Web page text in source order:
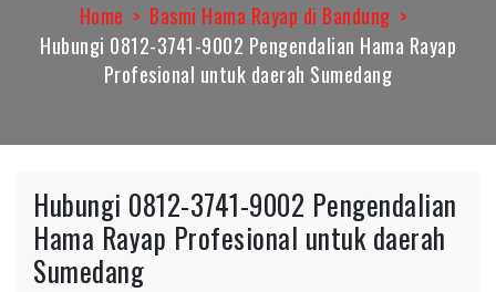
Home
Basmi Hama Rayap di Bandung
Hubungi 0812-3741-9002 Pengendalian Hama Rayap
Profesional untuk daerah Sumedang
Hubungi 0812-3741-9002 Pengendalian
Hama Rayap Profesional untuk daerah
Sumedang